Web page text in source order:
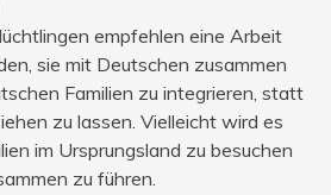
empfehlen eine Arbeit
sie mit Deutschen zusammen
Familien zu integrieren, statt
zu lassen. Vielleicht wird es
im Ursprungsland zu besuchen
zu führen.